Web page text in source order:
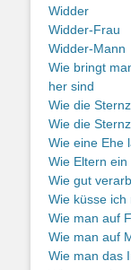
Widder
Widder-Frau
Widder-Mann
Wie bringt
her sind
Wie die
Wie die
Wie eine Ehe
Wie Eltern
Wie gut
Wie küsse ich
Wie man auf
Wie man auf
Wie man das